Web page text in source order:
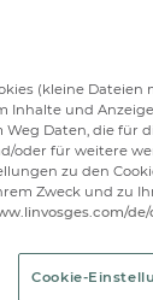
(kleine
Inhalte und
Weg Daten, die für
oder für weitere
zu den
Zweck und zu
Cookie-